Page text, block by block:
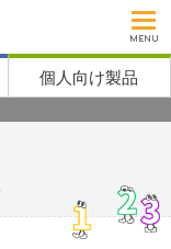
MENU
個人向け製品